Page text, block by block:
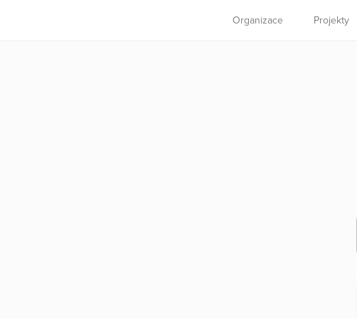
Organizace Projekty